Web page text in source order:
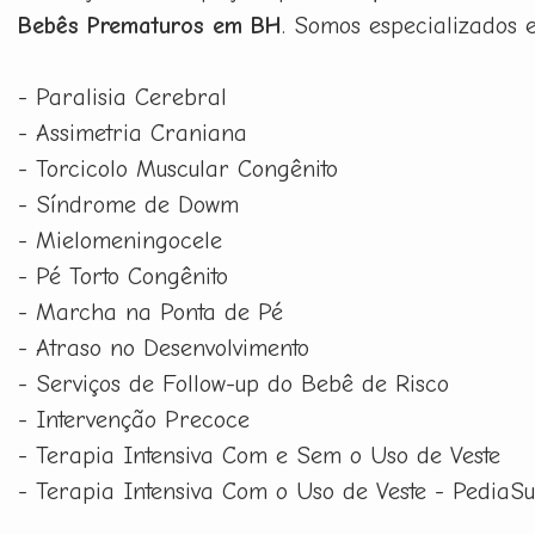
Bebês Prematuros em BH. Somos especializados
- Paralisia Cerebral
- Assimetria Craniana
- Torcicolo Muscular Congênito
- Síndrome de Dowm
- Mielomeningocele
- Pé Torto Congênito
- Marcha na Ponta de Pé
- Atraso no Desenvolvimento
- Serviços de Follow-up do Bebê de Risco
- Intervenção Precoce
- Terapia Intensiva Com e Sem o Uso de Veste
- Terapia Intensiva Com o Uso de Veste -